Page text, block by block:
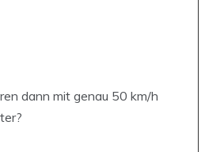
dann mit genau 50 km/h